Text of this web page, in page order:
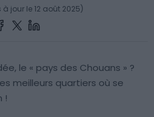
à jour le 12 août 2025)
le « pays des Chouans » ?
meilleurs quartiers où se
!